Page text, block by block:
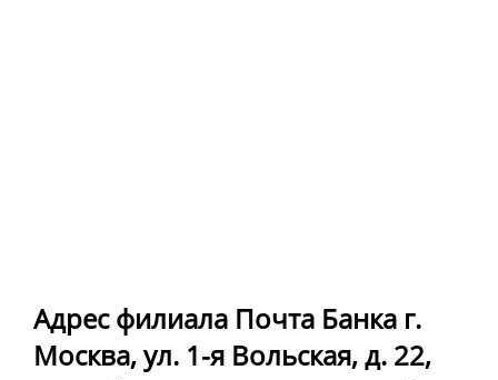
Адрес филиала Почта Банка г.
Москва, ул. 1-я Вольская, д. 22,